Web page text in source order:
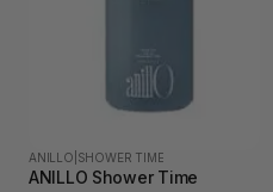
ANILLO SHOWER TIME
ANILLO Shower Time